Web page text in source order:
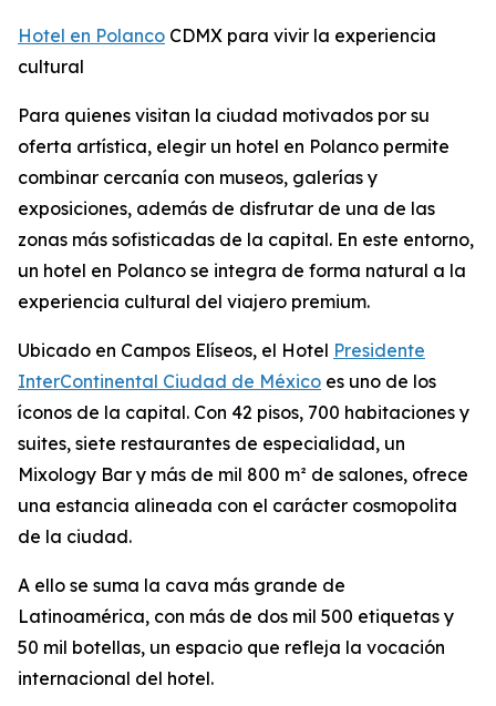
Hotel en Polanco CDMX para vivir la experiencia
cultural
Para quienes visitan la ciudad motivados por su
oferta artística, elegir un hotel en Polanco permite
combinar cercanía con museos, galerías y
exposiciones, además de disfrutar de una de las
zonas más sofisticadas de la capital. En este entorno,
un hotel en Polanco se integra de forma natural a la
experiencia cultural del viajero premium.
Ubicado en Campos Elíseos, el Hotel Presidente
InterContinental Ciudad de México es uno de los
íconos de la capital. Con 42 pisos, 700 habitaciones y
suites, siete restaurantes de especialidad, un
Mixology Bar y más de mil 800 m² de salones, ofrece
una estancia alineada con el carácter cosmopolita
de la ciudad.
A ello se suma la cava más grande de
Latinoamérica, con más de dos mil 500 etiquetas y
50 mil botellas, un espacio que refleja la vocación
internacional del hotel.